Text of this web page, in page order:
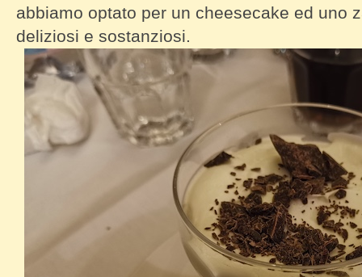
abbiamo optato per un cheesecake ed uno
deliziosi e sostanziosi.
Tavolo Ventisette Cheesecake by